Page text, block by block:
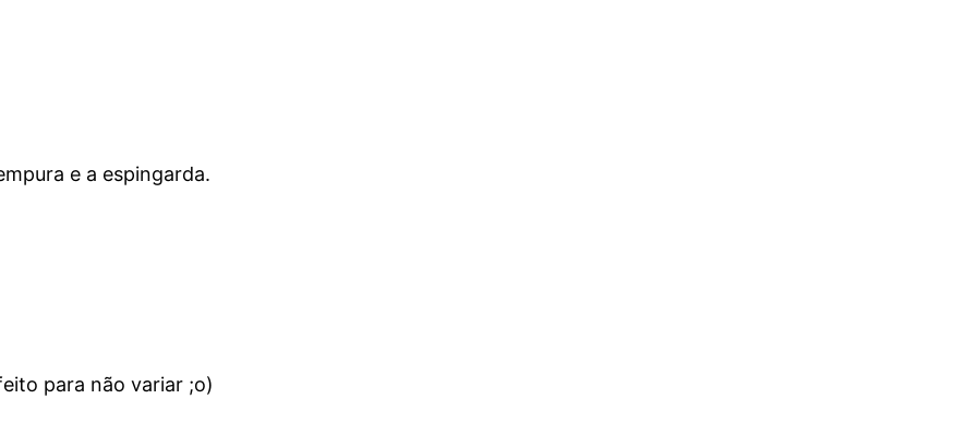
e a espingarda.
para não variar ;o)